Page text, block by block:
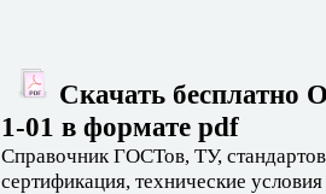
Скачать бесплатно
1-01 в формате pdf
Справочник ГОСТов, ТУ,
сертификация, технические условия